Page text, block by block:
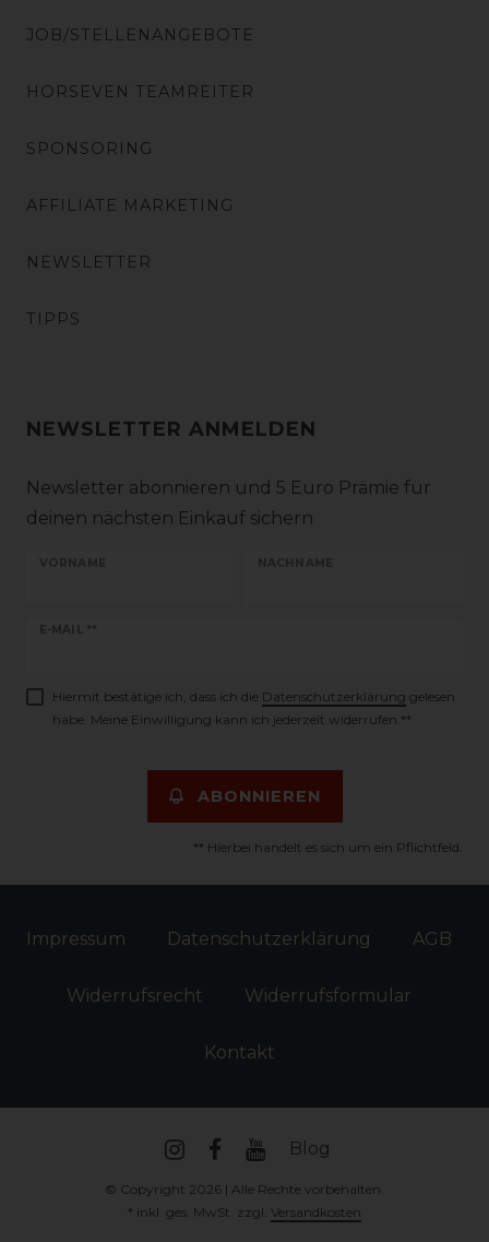
JOB/STELLENANGEBOTE
HORSEVEN TEAMREITER
SPONSORING
AFFILIATE MARKETING
NEWSLETTER
TIPPS
NEWSLETTER ANMELDEN
Newsletter abonnieren und 5 Euro Prämie für
deinen nächsten Einkauf sichern
VORNAME NACHNAME
E-MAIL **
Newsletter
Hiermit bestätige ich, dass ich die Daten­schutz­erklärung gelesen
habe. Meine Einwilligung kann ich jederzeit widerrufen.**
ABONNIEREN
** Hierbei handelt es sich um ein Pflichtfeld.
Impressum Daten­schutz­erklärung AGB
Widerrufs­recht Widerrufs­formular
Kontakt
Blog
© Copyright 2026 | Alle Rechte vorbehalten.
* inkl. ges. MwSt. zzgl. Versandkosten